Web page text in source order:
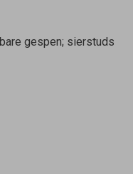
gespen; sierstuds